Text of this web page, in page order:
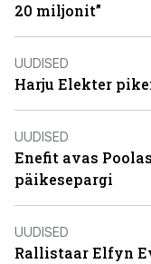
20 miljonit”
UUDISED
Harju Elekter
UUDISED
Enefit avas
päikesepargi
UUDISED
Rallistaar Elfyn